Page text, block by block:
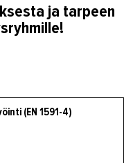
ja tarpeen
(EN 1591-4)